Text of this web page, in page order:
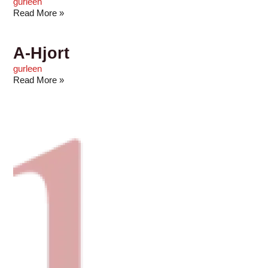
Read More »
A-Hjort
gurleen
Read More »